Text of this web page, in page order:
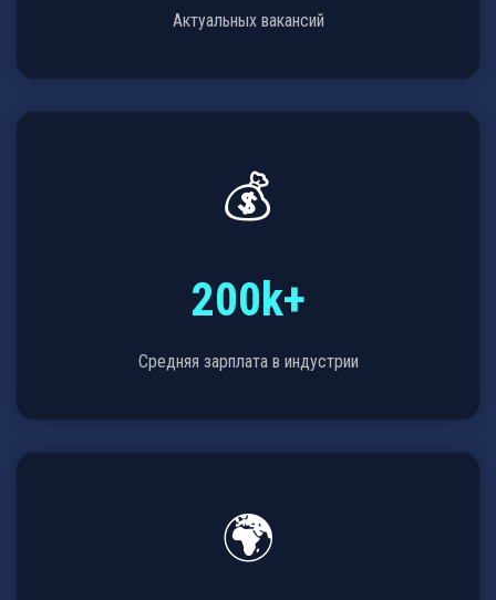
Актуальных вакансий
💰
200k+
Средняя зарплата в индустрии
🌍